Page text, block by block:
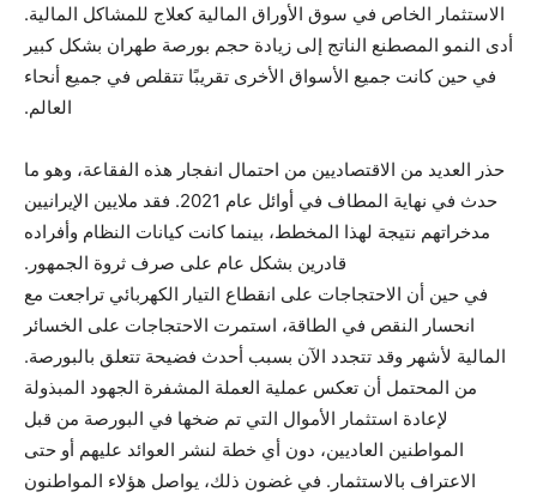
الاستثمار الخاص في سوق الأوراق المالية كعلاج للمشاكل المالية.
أدى النمو المصطنع الناتج إلى زيادة حجم بورصة طهران بشكل كبير
في حين كانت جميع الأسواق الأخرى تقريبًا تتقلص في جميع أنحاء
العالم.
حذر العديد من الاقتصاديين من احتمال انفجار هذه الفقاعة، وهو ما
حدث في نهاية المطاف في أوائل عام 2021. فقد ملايين الإيرانيين
مدخراتهم نتيجة لهذا المخطط، بينما كانت كيانات النظام وأفراده
قادرين بشكل عام على صرف ثروة الجمهور.
في حين أن الاحتجاجات على انقطاع التيار الكهربائي تراجعت مع
انحسار النقص في الطاقة، استمرت الاحتجاجات على الخسائر
المالية لأشهر وقد تتجدد الآن بسبب أحدث فضيحة تتعلق بالبورصة.
من المحتمل أن تعكس عملية العملة المشفرة الجهود المبذولة
لإعادة استثمار الأموال التي تم ضخها في البورصة من قبل
المواطنين العاديين، دون أي خطة لنشر العوائد عليهم أو حتى
الاعتراف بالاستثمار. في غضون ذلك، يواصل هؤلاء المواطنون